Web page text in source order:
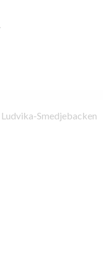
Ludvika-Smedjebacken